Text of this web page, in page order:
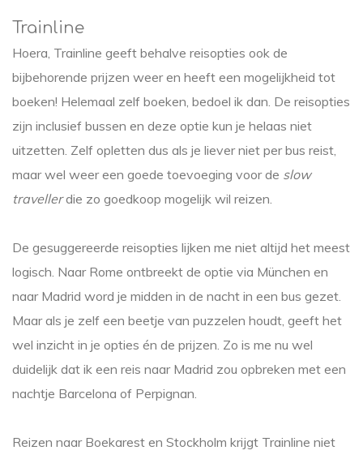
Trainline
Hoera, Trainline geeft behalve reisopties ook de
bijbehorende prijzen weer en heeft een mogelijkheid tot
boeken! Helemaal zelf boeken, bedoel ik dan. De reisopties
zijn inclusief bussen en deze optie kun je helaas niet
uitzetten. Zelf opletten dus als je liever niet per bus reist,
maar wel weer een goede toevoeging voor de slow
travellerdie zo goedkoop mogelijk wil reizen.
De gesuggereerde reisopties lijken me niet altijd het meest
logisch. Naar Rome ontbreekt de optie via München en
naar Madrid word je midden in de nacht in een bus gezet.
Maar als je zelf een beetje van puzzelen houdt, geeft het
wel inzicht in je opties én de prijzen. Zo is me nu wel
duidelijk dat ik een reis naar Madrid zou opbreken met een
nachtje Barcelona of Perpignan.
Reizen naar Boekarest en Stockholm krijgt Trainline niet